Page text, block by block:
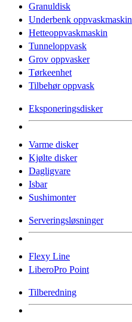
Granuldisk
Underbenk oppvaskmaskin
Hetteoppvaskmaskin
Tunneloppvask
Grov oppvasker
Tørkeenhet
Tilbehør oppvask
Eksponeringsdisker
Varme disker
Kjølte disker
Dagligvare
Isbar
Sushimonter
Serveringsløsninger
Flexy Line
LiberoPro Point
Tilberedning